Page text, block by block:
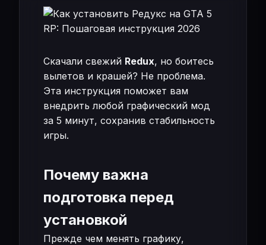
Скачали свежий Redux, но боитесь
вылетов и крашей? Не проблема.
Эта инструкция поможет вам
внедрить любой графический мод
за 5 минут, сохранив стабильность
игры.
Почему важна
подготовка перед
установкой
Прежде чем менять графику,